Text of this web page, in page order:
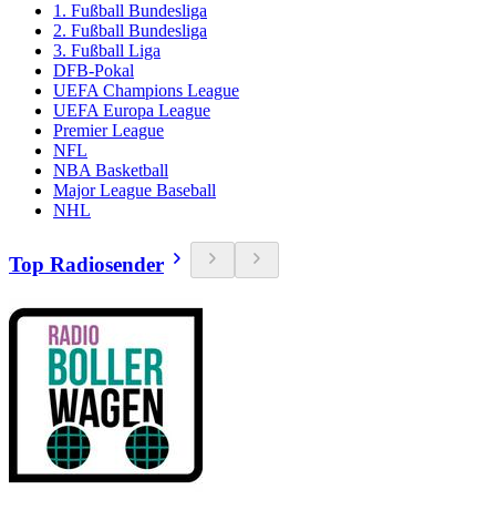
1. Fußball Bundesliga
2. Fußball Bundesliga
3. Fußball Liga
DFB-Pokal
UEFA Champions League
UEFA Europa League
Premier League
NFL
NBA Basketball
Major League Baseball
NHL
Top Radiosender